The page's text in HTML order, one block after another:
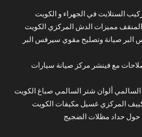
الستلايت في الجهراء و الكويت
مميزات الدش المركزي الكويت
صيانة وتصليح مقوي سيرفس البر
مع فينشر مركز صيانة سيارات
السالمي ألوان شتر السالمي صباغ الكويت
المركزي غسيل مكيفات الكويت
حول حداد مظلات الضجيج